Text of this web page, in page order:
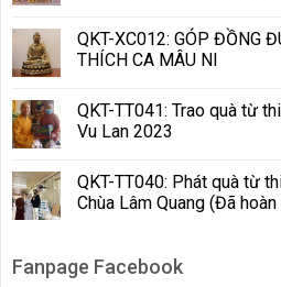
QKT-XC012: GÓP ĐỒNG
THÍCH CA MÂU NI
QKT-TT041: Trao quà từ
Vu Lan 2023
QKT-TT040: Phát quà từ
Chùa Lâm Quang (Đã hoàn
Fanpage Facebook